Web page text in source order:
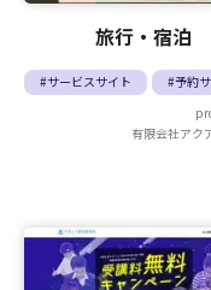
旅行・宿泊
#サービスサイト
#予約
有限会社アク